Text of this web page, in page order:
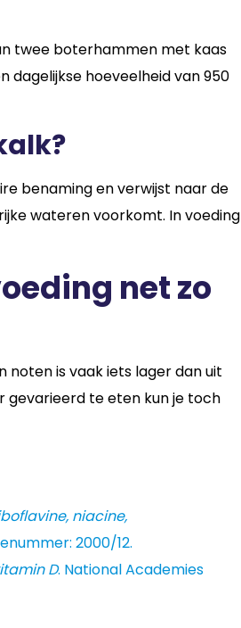
twee boterhammen met kaas
dagelijkse hoeveelheid van 950
benaming en verwijst naar de
wateren voorkomt. In voeding
net zo
is vaak iets lager dan uit
gevarieerd te eten kun je toch
niacine,
2000/12.
D. National Academies